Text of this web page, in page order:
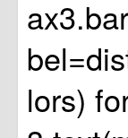
lors)